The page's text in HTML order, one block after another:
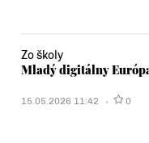
Zo školy
Mladý digitálny
15.05.2026 11:42 0